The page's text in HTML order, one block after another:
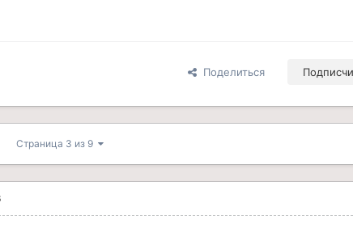
Поделиться
Страница 3 из 9